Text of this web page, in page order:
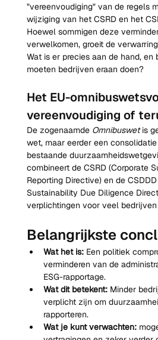
"vereenvoudiging" van de regels
wijziging van het CSRD en het
Hoewel sommigen deze
verwelkomen, groeit de
Wat is er precies aan de hand,
moeten bedrijven eraan doen?
Het EU-
vereenvoudiging of
De zogenaamde Omnibuswet is
wet, maar eerder een
bestaande
combineert de CSRD (Corporate
Reporting Directive) en de
Sustainability Due Diligence
verplichtingen voor veel
Belangrijkste
Wat het is: Een politiek
verminderen van de
ESG-rapportage.
Wat dit betekent: Minder
verplicht zijn om
rapporteren.
Wat je kunt verwachten: